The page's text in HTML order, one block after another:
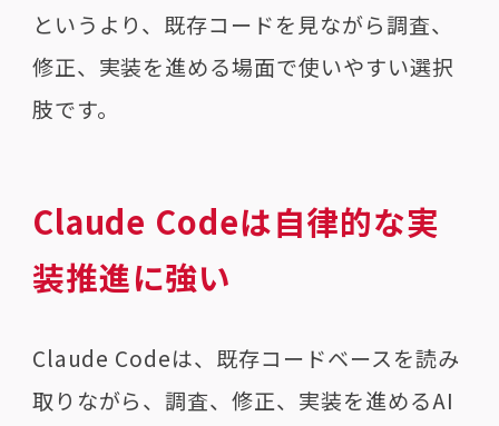
というより、既存コードを見ながら調査、
修正、実装を進める場面で使いやすい選択
肢です。
Claude Codeは自律的な実
装推進に強い
Claude Codeは、既存コードベースを読み
取りながら、調査、修正、実装を進めるAI